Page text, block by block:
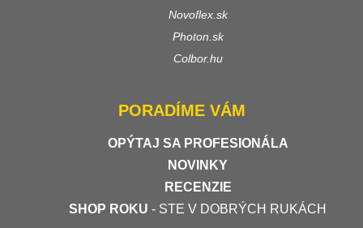
Novoflex.sk
Photon.sk
Colbor.hu
PORADÍME VÁM
OPÝTAJ SA PROFESIONÁLA
NOVINKY
RECENZIE
SHOP ROKU - STE V DOBRÝCH RUKÁCH